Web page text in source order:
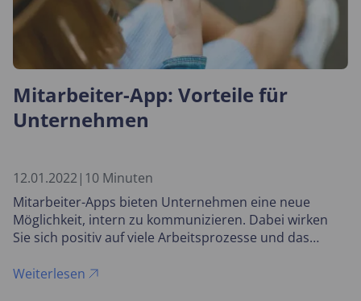
Mitarbeiter-App: Vorteile für
Unternehmen
12.01.2022| 10 Minuten
Mitarbeiter-Apps bieten Unternehmen eine neue
Möglichkeit, intern zu kommunizieren. Dabei wirken
Sie sich positiv auf viele Arbeitsprozesse und das
Weiterlesen